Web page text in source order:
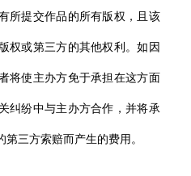
所提交作品的所有版权，且该
权或第三方的其他权利。如因
将使主办方免于承担在这方面
纠纷中与主办方合作，并将承
三方索赔而产生的费用。